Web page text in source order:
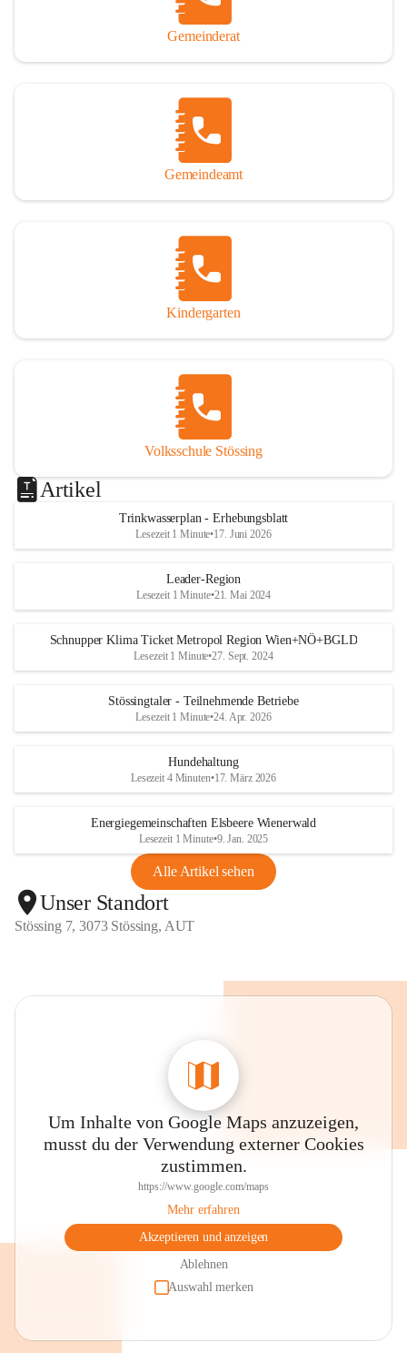
Gemeinderat
Gemeindeamt
Kindergarten
Volksschule Stössing
Artikel
Trinkwasserplan - Erhebungsblatt
Lesezeit 1 Minute•17. Juni 2026
Leader-Region
Lesezeit 1 Minute•21. Mai 2024
Schnupper Klima Ticket Metropol Region Wien+NÖ+BGLD
Lesezeit 1 Minute•27. Sept. 2024
Stössingtaler - Teilnehmende Betriebe
Lesezeit 1 Minute•24. Apr. 2026
Hundehaltung
Lesezeit 4 Minuten•17. März 2026
Energiegemeinschaften Elsbeere Wienerwald
Lesezeit 1 Minute•9. Jan. 2025
Alle Artikel sehen
Unser Standort
Stössing 7, 3073 Stössing, AUT
Um Inhalte von Google Maps anzuzeigen,
musst du der Verwendung externer Cookies
zustimmen.
https://www.google.com/maps
Mehr erfahren
Akzeptieren und anzeigen
Ablehnen
Auswahl merken